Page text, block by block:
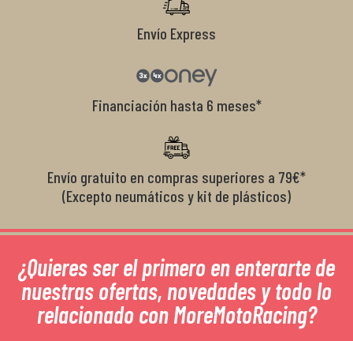
Envío Express
Financiación hasta 6 meses*
Envío gratuito en compras superiores a 79€*
(Excepto neumáticos y kit de plásticos)
¿Quieres ser el primero en enterarte de
nuestras ofertas, novedades y todo lo
relacionado con MoreMotoRacing?